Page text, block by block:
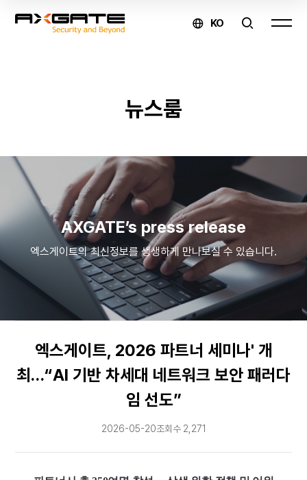
KO
제품
구매 및
견적
문의
↗
유지보수
↗
뉴스룸
AXGATE’s press release
엑스게이트의 최신정보를 생생하게 만나보실 수 있습니다.
엑스게이트, 2026 파트너 세미나' 개
최…“AI 기반 차세대 네트워크 보안 패러다
임 선도”
2026-05-20조회수 2,271